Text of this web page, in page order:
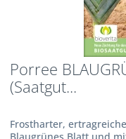
Porree
(Saatgut...
Frostharter,